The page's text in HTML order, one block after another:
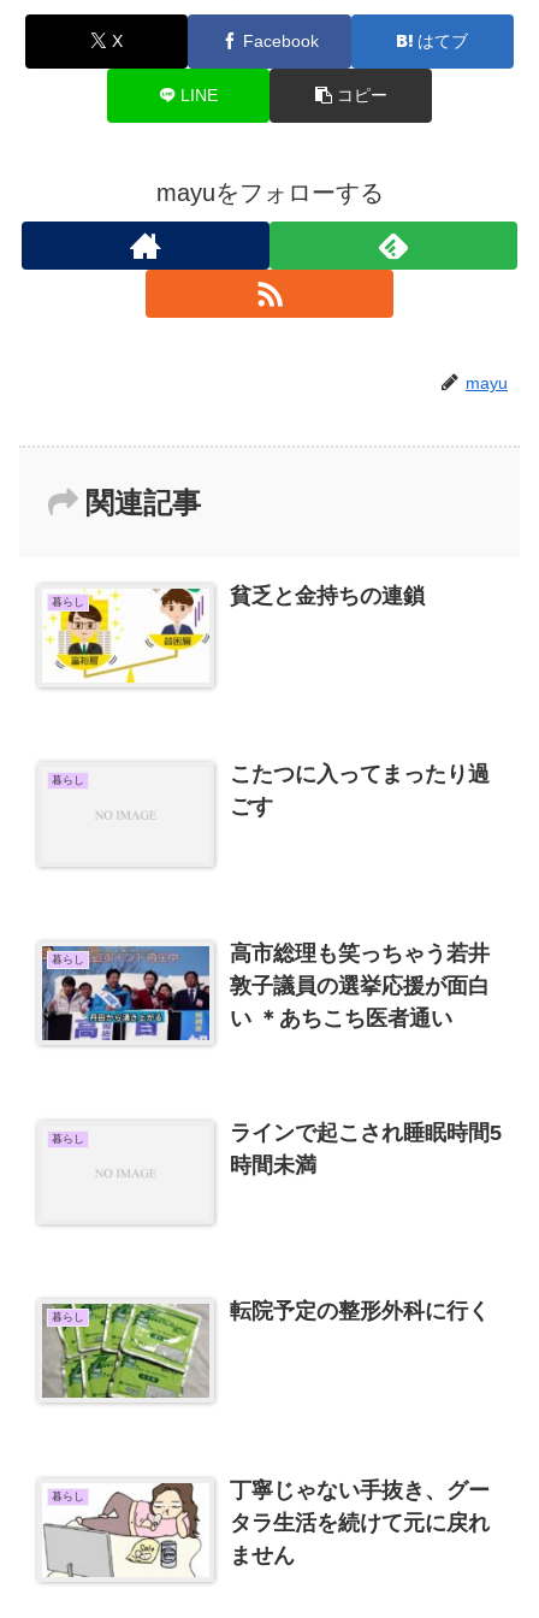
X Facebook はてブ
LINE コピー
mayuをフォローする
mayu
関連記事
暮らし 貧乏と金持ちの連鎖
暮らし
こたつに入ってまったり過
ごす
暮らし
高市総理も笑っちゃう若井
敦子議員の選挙応援が面白
い ＊あちこち医者通い
暮らし
ラインで起こされ睡眠時間5
時間未満
暮らし 転院予定の整形外科に行く
暮らし
丁寧じゃない手抜き、グー
タラ生活を続けて元に戻れ
ません